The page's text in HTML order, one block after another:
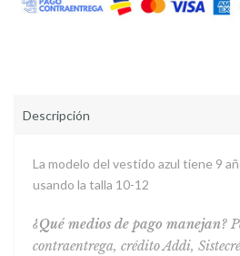
Descripción
La modelo del vestido azul tiene 9
usando la talla 10-12
¿Qué medios de pago manejan?
contraentrega, crédito Addi,